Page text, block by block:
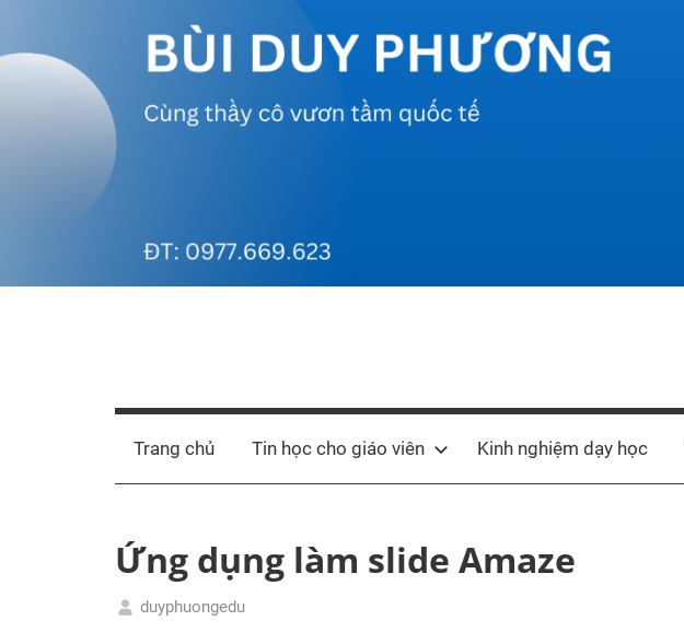
Bùi
Duy
thầy
Trang chủ Tin học cho giáo viên Kinh nghiệm dạy học
Ứng dụng làm slide Amaze
duyphuongedu